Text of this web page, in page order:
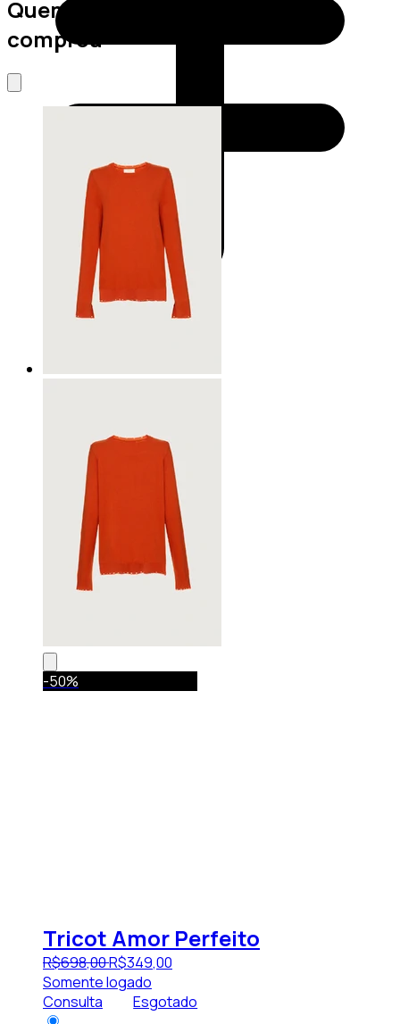
Quem viu este produto também
comprou
-50%
Tricot Amor Perfeito
R$698,00R$349,00
Somente logado
Consulta
Esgotado